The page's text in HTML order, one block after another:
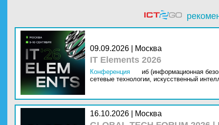
09.09.2026 | Москва
IT Elements 2026
Конференция
иб (информационная
сетевые технологии, искусственный
16.10.2026 | Москва